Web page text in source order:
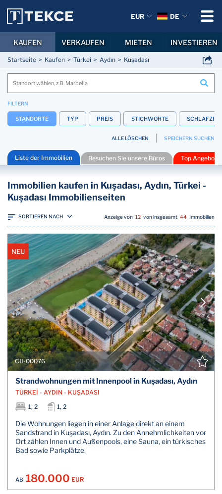
Startseite Kaufen Türkei Aydın Kuşadası
FILTERN
STANDORTE TYP PREIS STICHWORTE
ALLE LÖSCHEN SPEICHERN SUCHEN
Liste der Immobilien Besuchen Sie unsere Büros Top Angebote
Immobilien kaufen in Kuşadası, Aydın, Türkei -
Kuşadası Immobilienseiten
SORTIEREN NACH Anzeige von 12 von insgesamt 44 Immobilien
NEU
CII-00076
Strandwohnungen mit Innenpool in Kuşadası, Aydın
TÜRKEİ - AYDIN - KUŞADASI
1, 2
1, 2
Die Wohnungen liegen in einer Anlage direkt an einem
Sandstrand in Kuşadası, Aydın. Zu den Annehmlichkeiten vor
Ort zählen Innen und Außenpools, eine Sauna, ein türkisches
Bad sowie Parkplätze.
AB 180.000 EUR
EUR DE
KAUFEN VERKAUFEN MIETEN INVESTIEREN